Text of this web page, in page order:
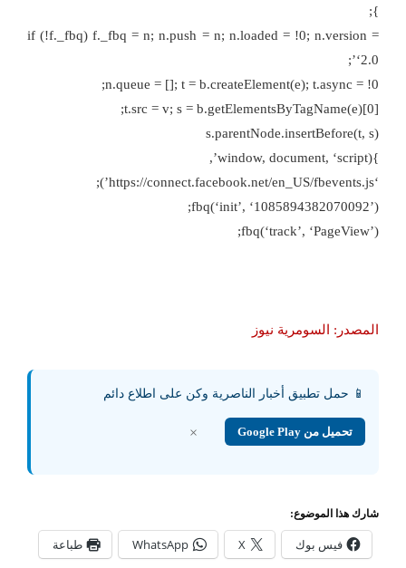
};
if (!f._fbq) f._fbq = n; n.push = n; n.loaded = !0; n.version =
‘2.0’;
n.queue = []; t = b.createElement(e); t.async = !0;
t.src = v; s = b.getElementsByTagName(e)[0];
s.parentNode.insertBefore(t, s)
}(window, document, ‘script’,
‘https://connect.facebook.net/en_US/fbevents.js’);
fbq(‘init’, ‘1085894382070092’);
fbq(‘track’, ‘PageView’);
المصدر: السومرية نيوز
📱 حمل تطبيق أخبار الناصرية وكن على اطلاع دائم
تحميل من Google Play ×
شارك هذا الموضوع:
فيس بوك X
WhatsApp طباعة